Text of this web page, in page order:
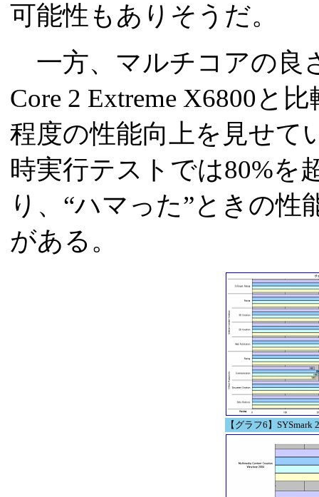
可能性もありそうだ。
一方、マルチコアの良
Core 2 Extreme X6800と
程度の性能向上を見せて
時実行テストでは80%を
り、“ハマった”ときの
がある。
【グラフ6】SYSmark